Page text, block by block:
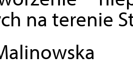
na terenie